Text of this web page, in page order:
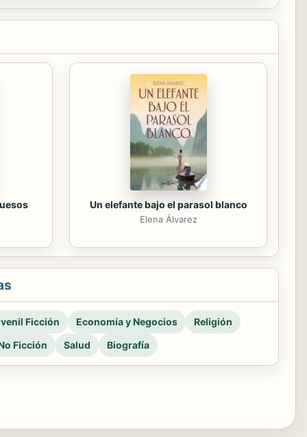
Un elefante bajo el parasol blanco
Elena Álvarez
Ficción Economía y Negocios
Religión
Ficción
Salud Biografía